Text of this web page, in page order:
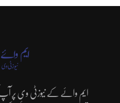
ایم وائے کے نیوزٹی وی پر آپ